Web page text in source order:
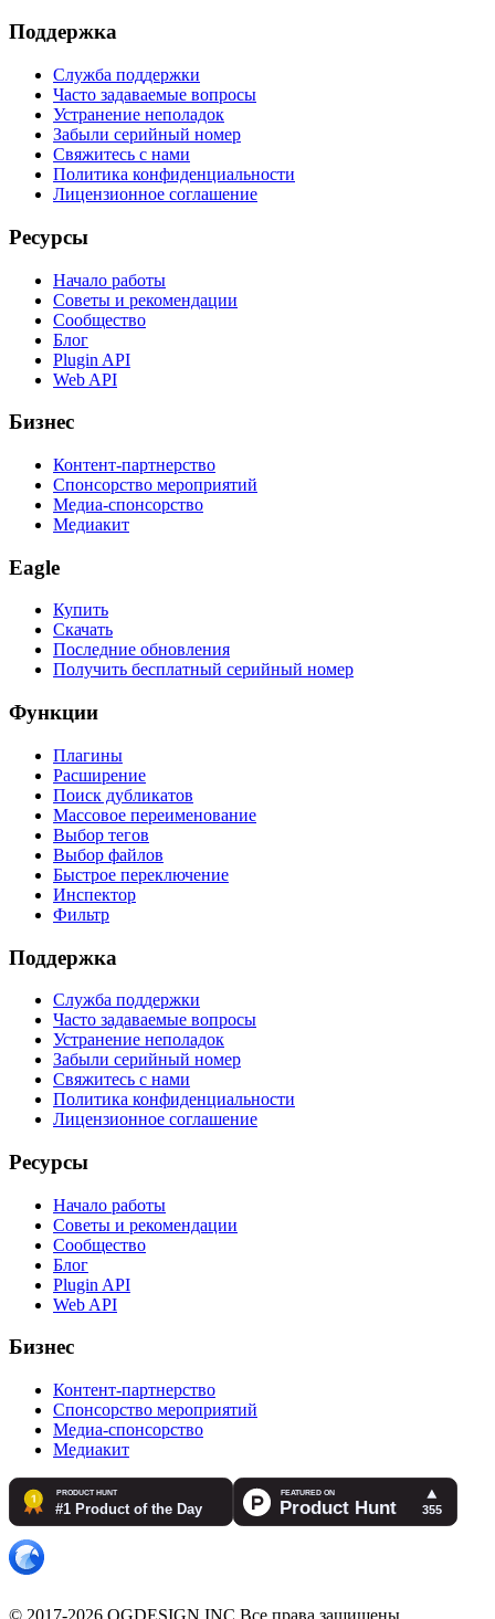
Поддержка
Служба поддержки
Часто задаваемые вопросы
Устранение неполадок
Забыли серийный номер
Свяжитесь с нами
Политика конфиденциальности
Лицензионное соглашение
Ресурсы
Начало работы
Советы и рекомендации
Сообщество
Блог
Plugin API
Web API
Бизнес
Контент-партнерство
Спонсорство мероприятий
Медиа-спонсорство
Медиакит
Eagle
Купить
Скачать
Последние обновления
Получить бесплатный серийный номер
Функции
Плагины
Расширение
Поиск дубликатов
Массовое переименование
Выбор тегов
Выбор файлов
Быстрое переключение
Инспектор
Фильтр
Поддержка
Служба поддержки
Часто задаваемые вопросы
Устранение неполадок
Забыли серийный номер
Свяжитесь с нами
Политика конфиденциальности
Лицензионное соглашение
Ресурсы
Начало работы
Советы и рекомендации
Сообщество
Блог
Plugin API
Web API
Бизнес
Контент-партнерство
Спонсорство мероприятий
Медиа-спонсорство
Медиакит